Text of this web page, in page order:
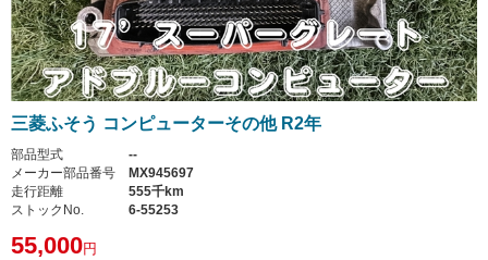
三菱ふそう コンピューターその他 R2年
部品型式
--
メーカー部品番号
MX945697
走行距離
555千km
ストックNo.
6-55253
55,000円